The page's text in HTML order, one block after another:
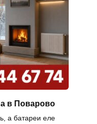
в Поварово
а батареи еле